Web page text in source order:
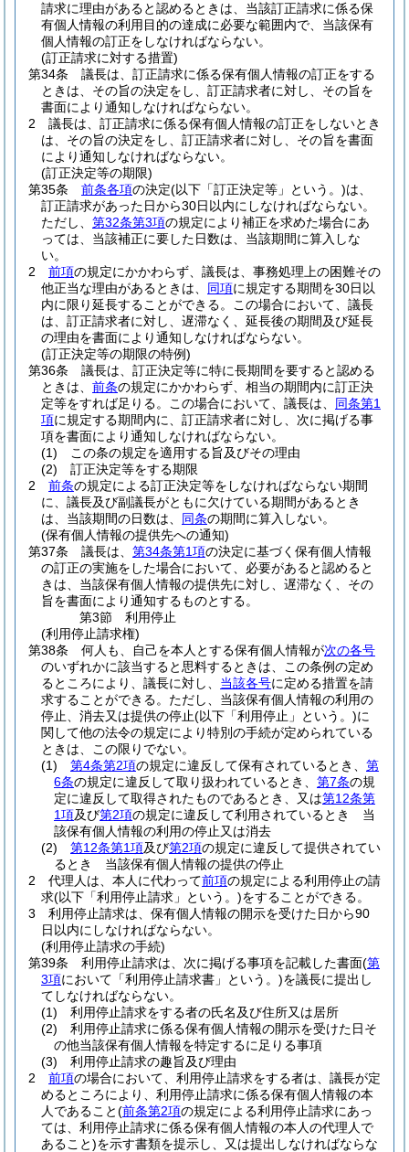
請求に理由があると認めるときは、当該訂正請求に係る保
有個人情報の利用目的の達成に必要な範囲内で、当該保有
個人情報の訂正をしなければならない。
(訂正請求に対する措置)
第34条
議長は、訂正請求に係る保有個人情報の訂正をする
ときは、その旨の決定をし、訂正請求者に対し、その旨を
書面により通知しなければならない。
2
議長は、訂正請求に係る保有個人情報の訂正をしないとき
は、その旨の決定をし、訂正請求者に対し、その旨を書面
により通知しなければならない。
(訂正決定等の期限)
第35条
前条各項の決定(以下「訂正決定等」という。)は、
訂正請求があった日から30日以内にしなければならない。
ただし、 第32条第3項の規定により補正を求めた場合にあ
っては、当該補正に要した日数は、当該期間に算入しな
い。
2
前項の規定にかかわらず、議長は、事務処理上の困難その
他正当な理由があるときは、 同項に規定する期間を30日以
内に限り延長することができる。
この場合において、議長
は、訂正請求者に対し、遅滞なく、延長後の期間及び延長
の理由を書面により通知しなければならない。
(訂正決定等の期限の特例)
第36条
議長は、訂正決定等に特に長期間を要すると認める
ときは、 前条の規定にかかわらず、相当の期間内に訂正決
定等をすれば足りる。
この場合において、議長は、 同条第1
項に規定する期間内に、訂正請求者に対し、次に掲げる事
項を書面により通知しなければならない。
(1)
この条の規定を適用する旨及びその理由
(2)
訂正決定等をする期限
2
前条の規定による訂正決定等をしなければならない期間
に、議長及び副議長がともに欠けている期間があるとき
は、当該期間の日数は、 同条の期間に算入しない。
(保有個人情報の提供先への通知)
第37条
議長は、 第34条第1項の決定に基づく保有個人情報
の訂正の実施をした場合において、必要があると認めると
きは、当該保有個人情報の提供先に対し、遅滞なく、その
旨を書面により通知するものとする。
第3節
利用停止
(利用停止請求権)
第38条
何人も、自己を本人とする保有個人情報が次の各号
のいずれかに該当すると思料するときは、この条例の定め
るところにより、議長に対し、 当該各号に定める措置を請
求することができる。 ただし、当該保有個人情報の利用の
停止、消去又は提供の停止(以下「利用停止」という。)に
関して他の法令の規定により特別の手続が定められている
ときは、この限りでない。
(1)
第4条第2項の規定に違反して保有されているとき、 第
6条の規定に違反して取り扱われているとき、 第7条の規
定に違反して取得されたものであるとき、又は第12条第
1項及び第2項の規定に違反して利用されているとき 当
該保有個人情報の利用の停止又は消去
(2)
第12条第1項及び第2項の規定に違反して提供されてい
るとき 当該保有個人情報の提供の停止
2
代理人は、本人に代わって前項の規定による利用停止の請
求(以下「利用停止請求」という。)をすることができる。
3
利用停止請求は、保有個人情報の開示を受けた日から90
日以内にしなければならない。
(利用停止請求の手続)
第39条
利用停止請求は、次に掲げる事項を記載した書面(第
3項において「利用停止請求書」という。)を議長に提出し
てしなければならない。
(1)
利用停止請求をする者の氏名及び住所又は居所
(2)
利用停止請求に係る保有個人情報の開示を受けた日そ
の他当該保有個人情報を特定するに足りる事項
(3)
利用停止請求の趣旨及び理由
2
前項の場合において、利用停止請求をする者は、議長が定
めるところにより、利用停止請求に係る保有個人情報の本
人であること(前条第2項の規定による利用停止請求にあっ
ては、利用停止請求に係る保有個人情報の本人の代理人で
あること)を示す書類を提示し、又は提出しなければならな